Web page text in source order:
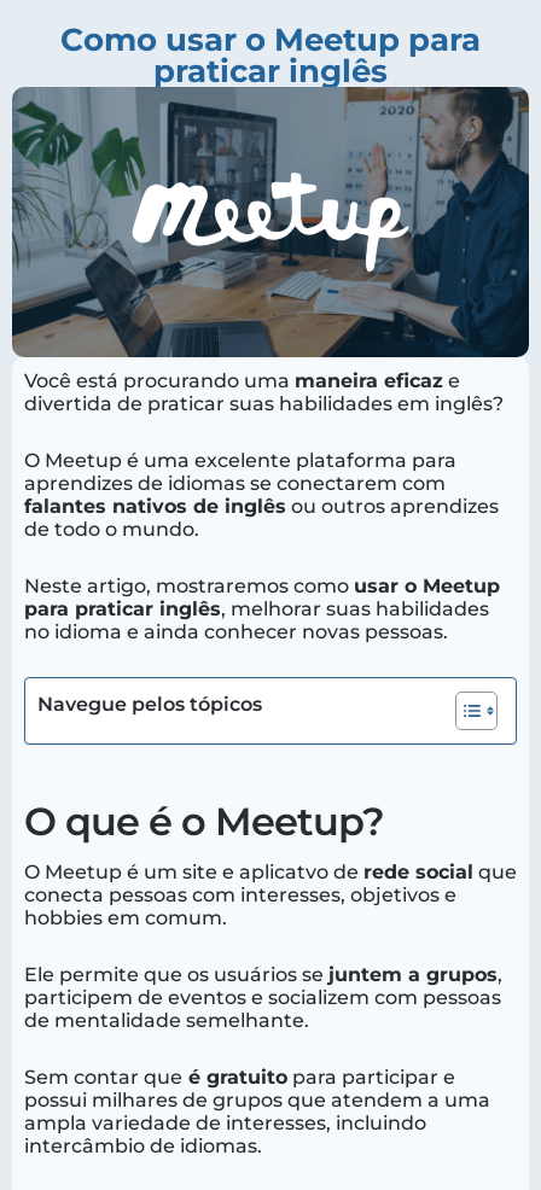
Como usar o Meetup para
praticar inglês
Você está procurando uma maneira eficaz e
divertida de praticar suas habilidades em inglês?
O Meetup é uma excelente plataforma para
aprendizes de idiomas se conectarem com
falantes nativos de inglês ou outros aprendizes
de todo o mundo.
Neste artigo, mostraremos como usar o Meetup
para praticar inglês, melhorar suas habilidades
no idioma e ainda conhecer novas pessoas.
Navegue pelos tópicos
O que é o Meetup?
O Meetup é um site e aplicatvo de rede social que
conecta pessoas com interesses, objetivos e
hobbies em comum.
Ele permite que os usuários se juntem a grupos,
participem de eventos e socializem com pessoas
de mentalidade semelhante.
Sem contar que é gratuito para participar e
possui milhares de grupos que atendem a uma
ampla variedade de interesses, incluindo
intercâmbio de idiomas.